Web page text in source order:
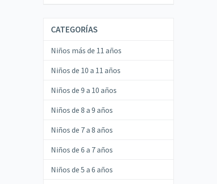
CATEGORÍAS
Niños más de 11 años
Niños de 10 a 11 años
Niños de 9 a 10 años
Niños de 8 a 9 años
Niños de 7 a 8 años
Niños de 6 a 7 años
Niños de 5 a 6 años